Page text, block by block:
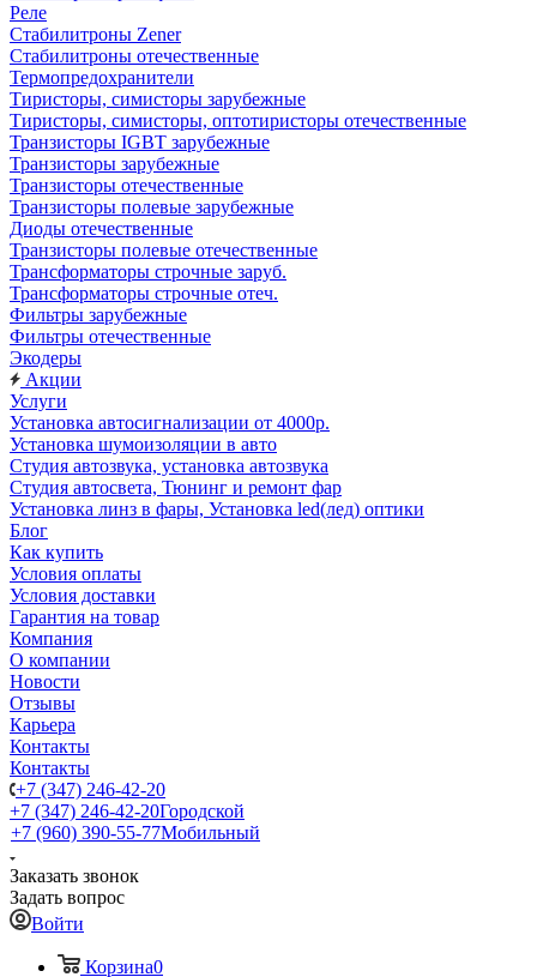
Реле
Стабилитроны Zener
Стабилитроны отечественные
Термопредохранители
Тиристоры, симисторы зарубежные
Тиристоры, симисторы, оптотиристоры отечественные
Транзисторы IGBT зарубежные
Транзисторы зарубежные
Транзисторы отечественные
Транзисторы полевые зарубежные
Диоды отечественные
Транзисторы полевые отечественные
Трансформаторы строчные заруб.
Трансформаторы строчные отеч.
Фильтры зарубежные
Фильтры отечественные
Экодеры
Акции
Услуги
Установка автосигнализации от 4000р.
Установка шумоизоляции в авто
Студия автозвука, установка автозвука
Студия автосвета, Тюнинг и ремонт фар
Установка линз в фары, Установка led(лед) оптики
Блог
Как купить
Условия оплаты
Условия доставки
Гарантия на товар
Компания
О компании
Новости
Отзывы
Карьера
Контакты
Контакты
+7 (347) 246-42-20
+7 (347) 246-42-20Городской
+7 (960) 390-55-77Мобильный
Заказать звонок
Задать вопрос
Войти
Корзина0